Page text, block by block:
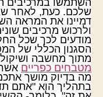
שלכם. כעת, לאחר
דמיינו את המראה
ולרכוש מרכיבים
מודעים לכך שכל
הסגנון הכללי של
מתוך מחשבה
מטבחים כפריים
מה בדיוק מושך
בתהליך הוא "אתם